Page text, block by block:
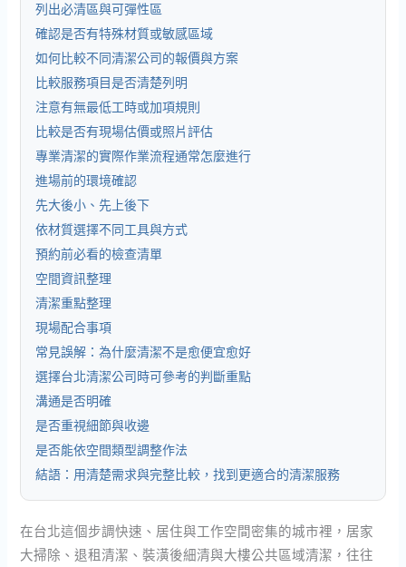
列出必清區與可彈性區
確認是否有特殊材質或敏感區域
如何比較不同清潔公司的報價與方案
比較服務項目是否清楚列明
注意有無最低工時或加項規則
比較是否有現場估價或照片評估
專業清潔的實際作業流程通常怎麼進行
進場前的環境確認
先大後小、先上後下
依材質選擇不同工具與方式
預約前必看的檢查清單
空間資訊整理
清潔重點整理
現場配合事項
常見誤解：為什麼清潔不是愈便宜愈好
選擇台北清潔公司時可參考的判斷重點
溝通是否明確
是否重視細節與收邊
是否能依空間類型調整作法
結語：用清楚需求與完整比較，找到更適合的清潔服務
在台北這個步調快速、居住與工作空間密集的城市裡，居家
大掃除、退租清潔、裝潢後細清與大樓公共區域清潔，往往